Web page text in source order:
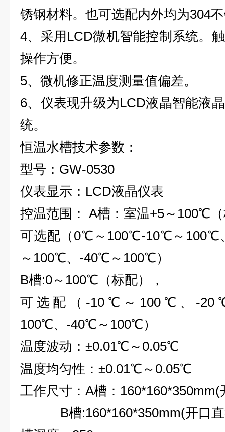
锈钢材料。也可选配内外均为304
4、采用LCD微机智能控制系统。
操作方便。
5、微机修正温度测量值偏差。
6、仪表现升级为LCD液晶智能液
统。
恒温水槽技术参数：
型号：GW-0530
仪表显示：LCD液晶仪表
控温范围： A槽：室温+5～100℃
可选配（0℃～100℃-10℃～
～100℃、-40℃～100℃）
B槽:0～100℃（标配），
可选配（-10℃～100℃、-
100℃、-40℃～100℃）
温度波动：±0.01℃～0.05℃
温度均匀性：±0.01℃～0.05℃
工作尺寸：A槽：
B槽:160*160*350mm(开口